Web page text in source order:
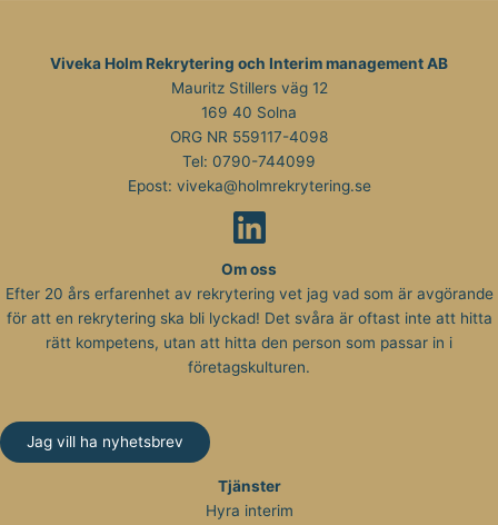
Viveka Holm Rekrytering och Interim management AB
Mauritz Stillers väg 12
169 40 Solna
ORG NR 559117-4098
Tel: 0790-744099
Epost: viveka@holmrekrytering.se
Om oss
Efter 20 års erfarenhet av rekrytering vet jag vad som är avgörande
för att en rekrytering ska bli lyckad! Det svåra är oftast inte att hitta
rätt kompetens, utan att hitta den person som passar in i
företagskulturen.
Jag vill ha nyhetsbrev
Tjänster
Hyra interim